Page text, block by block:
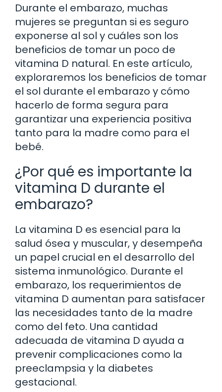
Durante el embarazo, muchas
mujeres se preguntan si es seguro
exponerse al sol y cuáles son los
beneficios de tomar un poco de
vitamina D natural. En este artículo,
exploraremos los beneficios de tomar
el sol durante el embarazo y cómo
hacerlo de forma segura para
garantizar una experiencia positiva
tanto para la madre como para el
bebé.
¿Por qué es importante la
vitamina D durante el
embarazo?
La vitamina D es esencial para la
salud ósea y muscular, y desempeña
un papel crucial en el desarrollo del
sistema inmunológico. Durante el
embarazo, los requerimientos de
vitamina D aumentan para satisfacer
las necesidades tanto de la madre
como del feto. Una cantidad
adecuada de vitamina D ayuda a
prevenir complicaciones como la
preeclampsia y la diabetes
gestacional.